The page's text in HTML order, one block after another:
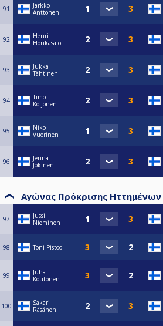
91
Jarkko
Anttonen
92
Henri
Honkasalo
93
Jukka
Tähtinen
94
Timo
Koljonen
95
Niko
Vuorinen
96
Jenna
Jokinen
Αγώνας Πρόκρισης Ηττημένων
97
Jussi
Nieminen
98 Toni Pistool
99
Juha
Koutonen
100
Sakari
Räsänen